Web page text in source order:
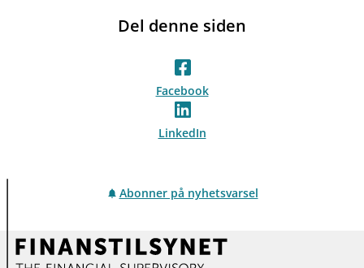
Del denne siden
Facebook
LinkedIn
Abonner på nyhetsvarsel